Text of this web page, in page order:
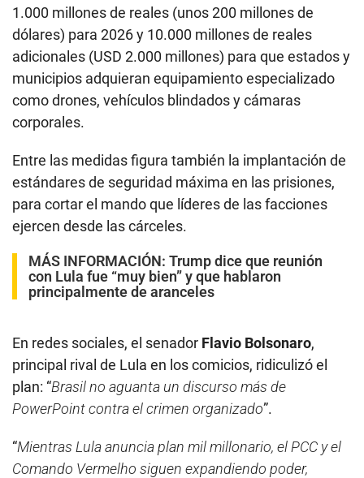
1.000 millones de reales (unos 200 millones de
dólares) para 2026 y 10.000 millones de reales
adicionales (USD 2.000 millones) para que estados y
municipios adquieran equipamiento especializado
como drones, vehículos blindados y cámaras
corporales.
Entre las medidas figura también la implantación de
estándares de seguridad máxima en las prisiones,
para cortar el mando que líderes de las facciones
ejercen desde las cárceles.
MÁS INFORMACIÓN: Trump dice que reunión
con Lula fue “muy bien” y que hablaron
principalmente de aranceles
En redes sociales, el senador Flavio Bolsonaro,
principal rival de Lula en los comicios, ridiculizó el
plan: “Brasil no aguanta un discurso más de
PowerPoint contra el crimen organizado”.
“Mientras Lula anuncia plan mil millonario, el PCC y el
Comando Vermelho siguen expandiendo poder,